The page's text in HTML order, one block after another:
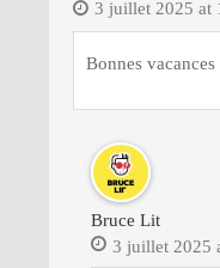
3 juillet 2025 at
Bonnes vacances
Bruce Lit
3 juillet 2025